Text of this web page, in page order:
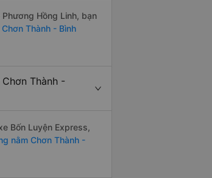
Hồng Linh, bạn
Thành - Bình
Thành -
Bốn Luyện Express,
nằm Chơn Thành -